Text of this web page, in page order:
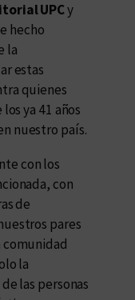
UPCy
hecho
la
estas
quienes
ya 41 años
nuestro país.
con los
con
de
pares
comunidad
la
las personas